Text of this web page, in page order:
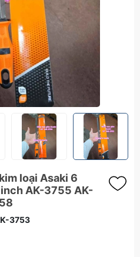
loại Asaki 6
AK-3755 AK-
3753